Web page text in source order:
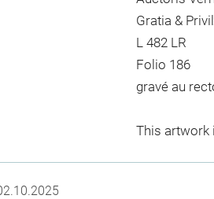
Gratia &
L 482 LR
Folio 186
gravé au
This artwork